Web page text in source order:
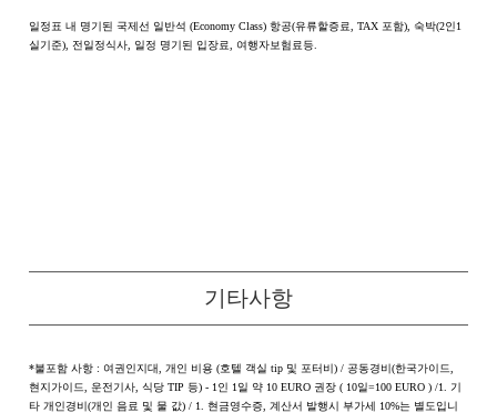
일정표 내 명기된 국제선 일반석 (Economy Class) 항공(유류할증료, TAX 포함), 숙박(2인1
실기준), 전일정식사, 일정 명기된 입장료, 여행자보험료등.
기타사항
*불포함 사항 : 여권인지대, 개인 비용 (호텔 객실 tip 및 포터비) / 공동경비(한국가이드,
현지가이드, 운전기사, 식당 TIP 등) - 1인 1일 약 10 EURO 권장 ( 10일=100 EURO ) /1. 기
타 개인경비(개인 음료 및 물 값) / 1. 현금영수증, 계산서 발행시 부가세 10%는 별도입니